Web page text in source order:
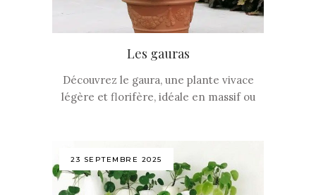
Les gauras
Découvrez le gaura, une plante vivace
légère et florifère, idéale en massif ou
23 SEPTEMBRE 2025